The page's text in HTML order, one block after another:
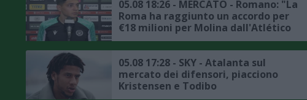
05.08 18:26 - MERCATO - Romano: "La
Roma ha raggiunto un accordo per
€18 milioni per Molina dall'Atlético
Madrid"
05.08 17:28 - SKY - Atalanta sul
mercato dei difensori, piacciono
Kristensen e Todibo